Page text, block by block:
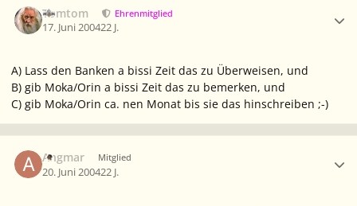
Tomtom Ehrenmitglied
17. Juni 200422 J.
A) Lass den Banken a bissi Zeit das zu Überweisen, und
B) gib Moka/Orin a bissi Zeit das zu bemerken, und
C) gib Moka/Orin ca. nen Monat bis sie das hinschreiben ;-)
Angmar Mitglied
20. Juni 200422 J.